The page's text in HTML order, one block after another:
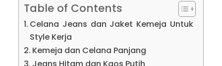
Table of Contents
Celana Jeans dan Jaket Kemeja Untuk
Style Kerja
Kemeja dan Celana Panjang